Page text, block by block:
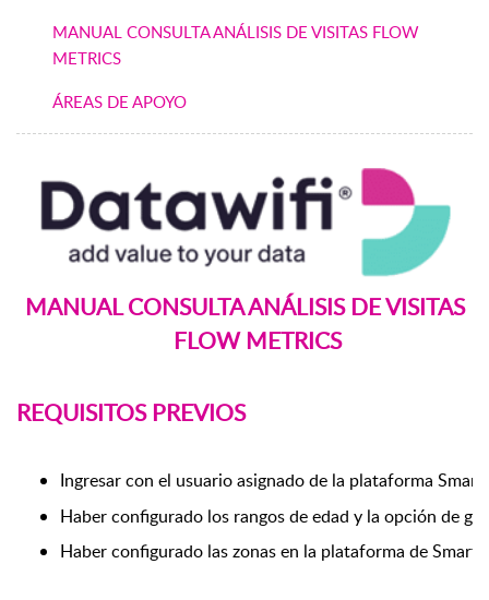
MANUAL CONSULTA ANÁLISIS DE VISITAS FLOW
METRICS
ÁREAS DE APOYO
MANUAL CONSULTA ANÁLISIS DE VISITAS
FLOW METRICS
REQUISITOS PREVIOS
Ingresar con el usuario asignado de la plataforma
Haber configurado los rangos de edad y la opción de
Haber configurado las zonas en la plataforma de